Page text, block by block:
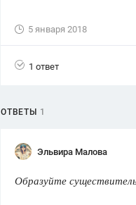
5 января 2018
1 ответ
ОТВЕТЫ 1
Эльвира Малова
Образуйте